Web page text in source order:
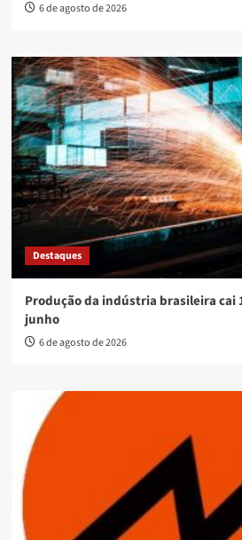
6 de agosto de 2026
Destaques
Produção da indústria brasileira cai
junho
6 de agosto de 2026